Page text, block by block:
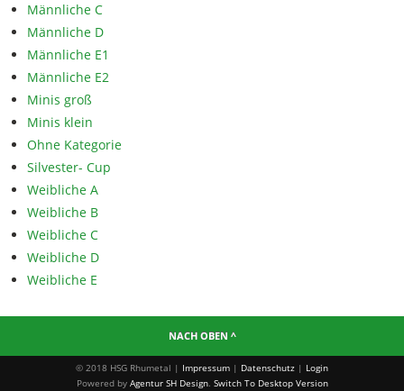
Männliche C
Männliche D
Männliche E1
Männliche E2
Minis groß
Minis klein
Ohne Kategorie
Silvester- Cup
Weibliche A
Weibliche B
Weibliche C
Weibliche D
Weibliche E
NACH OBEN ^
© 2018 HSG Rhumetal | Impressum | Datenschutz | Login
Powered by Agentur SH Design. Switch To Desktop Version